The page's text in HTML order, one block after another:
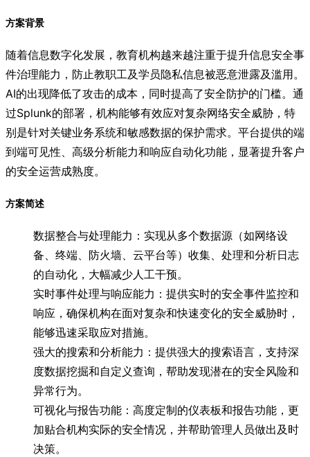
方案背景
随着信息数字化发展，教育机构越来越注重于提升信息安全事
件治理能力，防止教职工及学员隐私信息被恶意泄露及滥用。
AI的出现降低了攻击的成本，同时提高了安全防护的门槛。通
过Splunk的部署，机构能够有效应对复杂网络安全威胁，特
别是针对关键业务系统和敏感数据的保护需求。平台提供的端
到端可见性、高级分析能力和响应自动化功能，显著提升客户
的安全运营成熟度。
方案简述
数据整合与处理能力：实现从多个数据源（如网络设
备、终端、防火墙、云平台等）收集、处理和分析日志
的自动化，大幅减少人工干预。
实时事件处理与响应能力：提供实时的安全事件监控和
响应，确保机构在面对复杂和快速变化的安全威胁时，
能够迅速采取应对措施。
强大的搜索和分析能力：提供强大的搜索语言，支持深
度数据挖掘和自定义查询，帮助发现潜在的安全风险和
异常行为。
可视化与报告功能：高度定制的仪表板和报告功能，更
加贴合机构实际的安全情况，并帮助管理人员做出及时
决策。